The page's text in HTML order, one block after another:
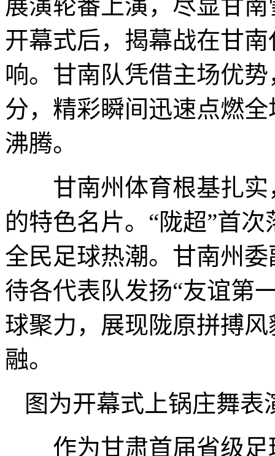
展演轮番上演，尽显甘
开幕式后，揭幕战在甘
响。甘南队凭借主场优
分，精彩瞬间迅速点燃
沸腾。
甘南州体育根基扎实
的特色名片。“陇超”首
全民足球热潮。甘南州
待各代表队发扬“友谊第
球聚力，展现陇原拼搏
融。
图为开幕式上锅庄舞
作为甘肃首届省级足